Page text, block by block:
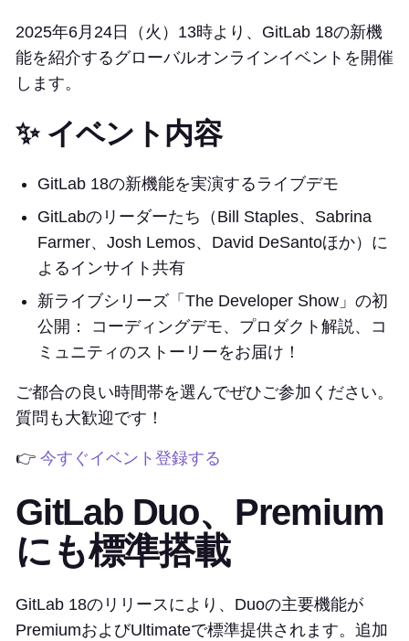
2025年6月24日（火）13時より、GitLab 18の新機
能を紹介するグローバルオンラインイベントを開催
します。
✨ イベント内容
GitLab 18の新機能を実演するライブデモ
GitLabのリーダーたち（Bill Staples、Sabrina
Farmer、Josh Lemos、David DeSantoほか）に
よるインサイト共有
新ライブシリーズ「The Developer Show」の初
公開： コーディングデモ、プロダクト解説、コ
ミュニティのストーリーをお届け！
ご都合の良い時間帯を選んでぜひご参加ください。
質問も大歓迎です！
👉 今すぐイベント登録する
GitLab Duo、Premium
にも標準搭載
GitLab 18のリリースにより、Duoの主要機能が
PremiumおよびUltimateで標準提供されます。追加